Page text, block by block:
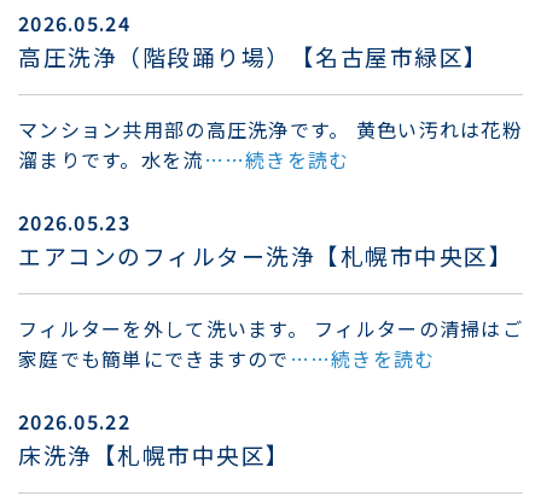
2026.05.24
高圧洗浄（階段踊り場）【名古屋市緑区】
マンション共用部の高圧洗浄です。 黄色い汚れは花粉
溜まりです。水を流……続きを読む
2026.05.23
エアコンのフィルター洗浄【札幌市中央区】
フィルターを外して洗います。 フィルターの清掃はご
家庭でも簡単にできますので ……続きを読む
2026.05.22
床洗浄【札幌市中央区】